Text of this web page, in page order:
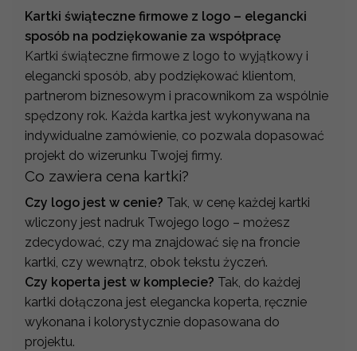
Kartki świąteczne firmowe z logo – elegancki
sposób na podziękowanie za współpracę
Kartki świąteczne firmowe z logo to wyjątkowy i
elegancki sposób, aby podziękować klientom,
partnerom biznesowym i pracownikom za wspólnie
spędzony rok. Każda kartka jest wykonywana na
indywidualne zamówienie, co pozwala dopasować
projekt do wizerunku Twojej firmy.
Co zawiera cena kartki?
Czy logo jest w cenie? Tak, w cenę każdej kartki
wliczony jest nadruk Twojego logo – możesz
zdecydować, czy ma znajdować się na froncie
kartki, czy wewnątrz, obok tekstu życzeń.
Czy koperta jest w komplecie? Tak, do każdej
kartki dołączona jest elegancka koperta, ręcznie
wykonana i kolorystycznie dopasowana do
projektu.